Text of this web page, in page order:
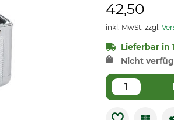
42,50
inkl. MwSt. zzgl.
Lieferbar in
Nicht